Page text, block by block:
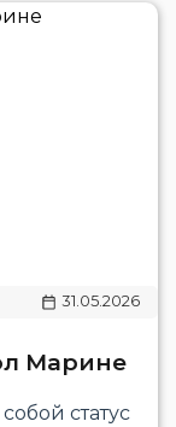
31.05.2026
Марине
статус